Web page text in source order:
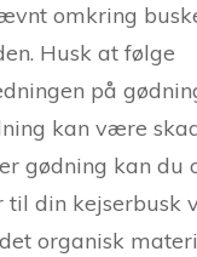
omkring
Husk at følge
på
kan være
gødning kan du
din kejserbusk
organisk